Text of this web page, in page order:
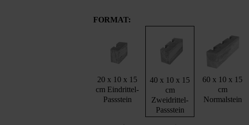
FORMAT:
20 x 10 x 15
cm Eindrittel-
Passstein
40 x 10 x 15
cm
Zweidrittel-
Passstein
60 x 10 x 15
cm
Normalstein